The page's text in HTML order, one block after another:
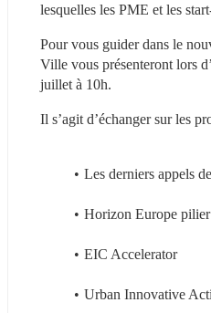
lesquelles les PME et les
Pour vous guider dans le
Ville vous présenteront lors
juillet à 10h.
Il s’agit d’échanger sur les
Les derniers appels
Horizon Europe
EIC Accelerator
Urban Innovative